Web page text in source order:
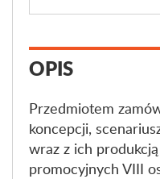
OPIS
Przedmiotem
koncepcji,
wraz z ich
promocyjnych VIII